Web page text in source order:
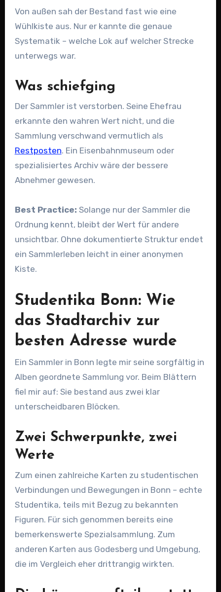
Von außen sah der Bestand fast wie eine
Wühlkiste aus. Nur er kannte die genaue
Systematik – welche Lok auf welcher Strecke
unterwegs war.
Was schiefging
Der Sammler ist verstorben. Seine Ehefrau
erkannte den wahren Wert nicht, und die
Sammlung verschwand vermutlich als
Restposten. Ein Eisenbahnmuseum oder
spezialisiertes Archiv wäre der bessere
Abnehmer gewesen.
Best Practice: Solange nur der Sammler die
Ordnung kennt, bleibt der Wert für andere
unsichtbar. Ohne dokumentierte Struktur endet
ein Sammlerleben leicht in einer anonymen
Kiste.
Studentika Bonn: Wie
das Stadtarchiv zur
besten Adresse wurde
Ein Sammler in Bonn legte mir seine sorgfältig in
Alben geordnete Sammlung vor. Beim Blättern
fiel mir auf: Sie bestand aus zwei klar
unterscheidbaren Blöcken.
Zwei Schwerpunkte, zwei
Werte
Zum einen zahlreiche Karten zu studentischen
Verbindungen und Bewegungen in Bonn – echte
Studentika, teils mit Bezug zu bekannten
Figuren. Für sich genommen bereits eine
bemerkenswerte Spezialsammlung. Zum
anderen Karten aus Godesberg und Umgebung,
die im Vergleich eher drittrangig wirkten.